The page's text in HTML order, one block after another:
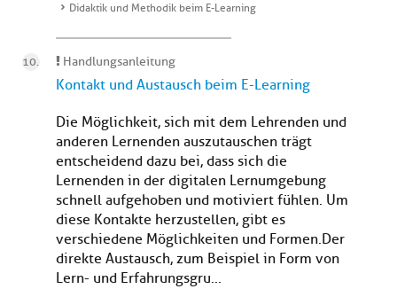
Didaktik und Methodik beim E-Learning
Handlungsanleitung
Kontakt und Austausch beim E-Learning
Die Möglichkeit, sich mit dem Lehrenden und
anderen Lernenden auszutauschen trägt
entscheidend dazu bei, dass sich die
Lernenden in der digitalen Lernumgebung
schnell aufgehoben und motiviert fühlen. Um
diese Kontakte herzustellen, gibt es
verschiedene Möglichkeiten und Formen.Der
direkte Austausch, zum Beispiel in Form von
Lern- und Erfahrungsgru...